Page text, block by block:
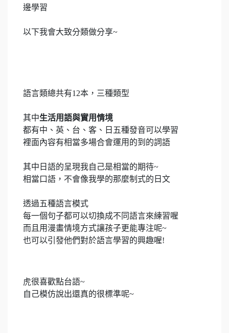
邊學習
以下我會大致分類做分享~
語言類總共有12本，三種類型
其中生活用語與實用情境
都有中、英、台、客、日五種發音可以學習
裡面內容有相當多場合會運用的到的詞語
其中日語的呈現我自己是相當的期待~
相當口語，不會像我學的那麼制式的日文
透過五種語言模式
每一個句子都可以切換成不同語言來練習喔
而且用漫畫情境方式讓孩子更能專注呢~
也可以引發他們對於語言學習的興趣喔!
虎很喜歡點台語~
自己模仿說出還真的很標準呢~